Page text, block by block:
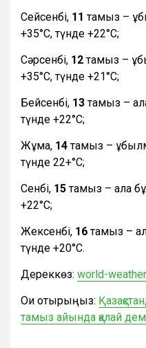
Сейсенбі, 11тамыз –
+35°С, түнде +22°С;
Сәрсенбі, 12тамыз –
+35°С, түнде +21°С;
Бейсенбі, 13тамыз –
түнде +22°С;
Жұма, 14тамыз –
түнде 22+°С;
Сенбі, 15тамыз – ала
+22°С;
Жексенбі, 16тамыз –
түнде +20°С.
Дереккөз: world-
Оқи отырыңыз:
тамыз айында қалай